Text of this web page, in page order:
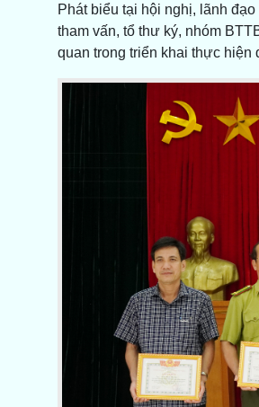
Phát biểu tại hội nghị, lãnh
tham vấn, tổ thư ký, nhóm
quan trong triển khai thực hiện